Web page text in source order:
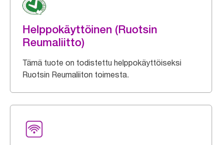
Helppokäyttöinen (Ruotsin
Reumaliitto)
Tämä tuote on todistettu helppokäyttöiseksi
Ruotsin Reumaliiton toimesta.